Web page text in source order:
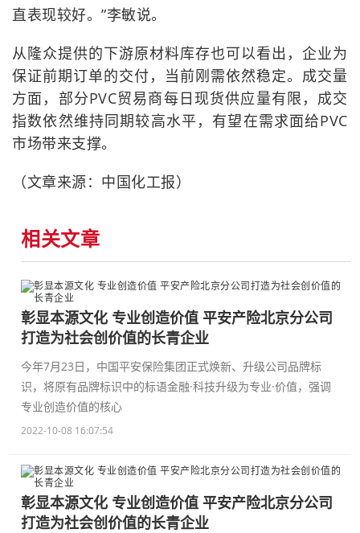
直表现较好。”李敏说。
从隆众提供的下游原材料库存也可以看出，企业为
保证前期订单的交付，当前刚需依然稳定。成交量
方面，部分PVC贸易商每日现货供应量有限，成交
指数依然维持同期较高水平，有望在需求面给PVC
市场带来支撑。
（文章来源：中国化工报）
相关文章
彰显本源文化 专业创造价值 平安产险北京分公司
打造为社会创价值的长青企业
今年7月23日，中国平安保险集团正式焕新、升级公司品牌标
识，将原有品牌标识中的标语金融·科技升级为专业·价值，强调
专业创造价值的核心
2022-10-08 16:07:54
彰显本源文化 专业创造价值 平安产险北京分公司
打造为社会创价值的长青企业